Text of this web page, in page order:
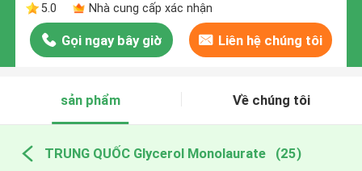
5.0
Nhà cung cấp xác nhận
Gọi ngay bây giờ Liên hệ chúng tôi
sản phẩm Về chúng tôi
TRUNG QUỐC Glycerol Monolaurate (25)